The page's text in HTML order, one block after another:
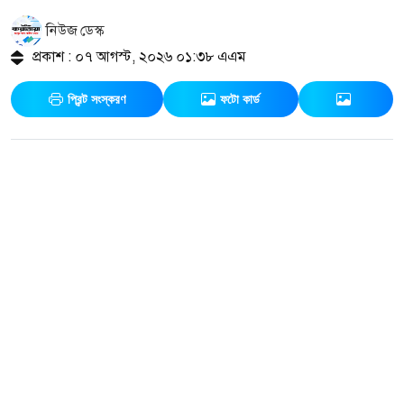
নিউজ ডেস্ক
প্রকাশ : ০৭ আগস্ট, ২০২৬ ০১:৩৮ এএম
প্রিন্ট সংস্করণ ফটো কার্ড